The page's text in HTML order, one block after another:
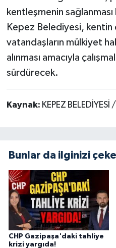
kentleşmenin
Kepez Belediyesi, kentin
vatandaşların mülkiyet
alınması amacıyla
sürdürecek.
Kaynak: KEPEZ BELEDİYESİ
Bunlar da ilginizi
CHP Gazipaşa'daki tahliye
krizi yargıda!